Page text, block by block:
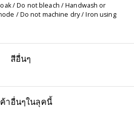
/ Do not bleach / Handwash or
/ Do not machine dry / Iron using
สีอื่นๆ
าอื่นๆในลุคนี้